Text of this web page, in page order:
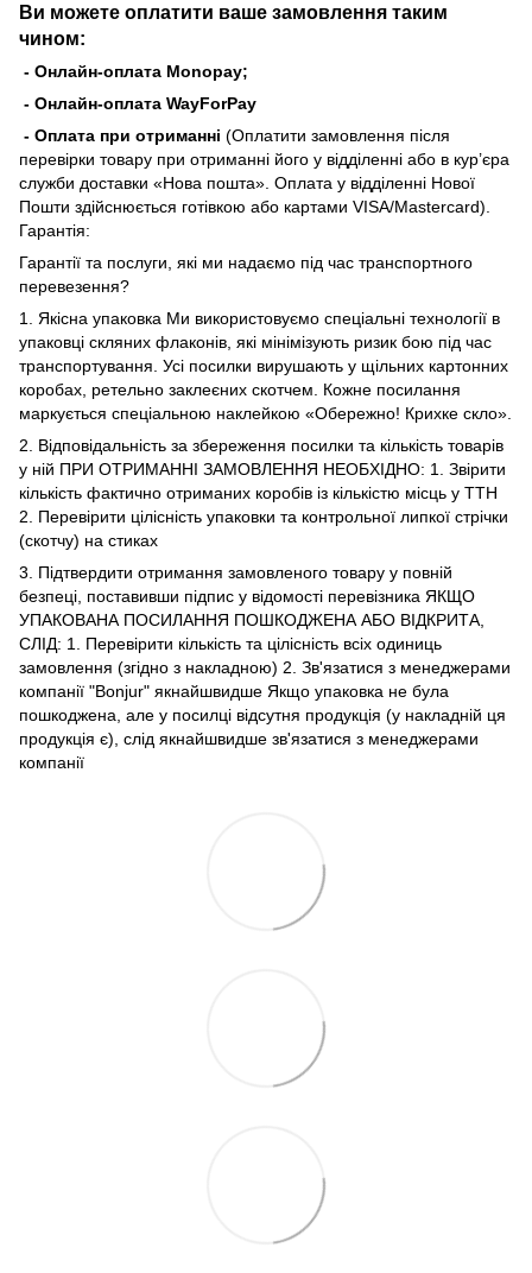
Ви можете оплатити ваше замовлення таким
чином:
- Онлайн-оплата Monopay;
- Онлайн-оплата WayForPay
- Оплата при отриманні (Оплатити замовлення після
перевірки товару при отриманні його у відділенні або в кур’єра
служби доставки «Нова пошта». Оплата у відділенні Нової
Пошти здійснюється готівкою або картами VISA/Mastercard).
Гарантія:
Гарантії та послуги, які ми надаємо під час транспортного
перевезення?
1. Якісна упаковка Ми використовуємо спеціальні технології в
упаковці скляних флаконів, які мінімізують ризик бою під час
транспортування. Усі посилки вирушають у щільних картонних
коробах, ретельно заклеєних скотчем. Кожне посилання
маркується спеціальною наклейкою «Обережно! Крихке скло».
2. Відповідальність за збереження посилки та кількість товарів
у ній ПРИ ОТРИМАННІ ЗАМОВЛЕННЯ НЕОБХІДНО: 1. Звірити
кількість фактично отриманих коробів із кількістю місць у ТТН
2. Перевірити цілісність упаковки та контрольної липкої стрічки
(скотчу) на стиках
3. Підтвердити отримання замовленого товару у повній
безпеці, поставивши підпис у відомості перевізника ЯКЩО
УПАКОВАНА ПОСИЛАННЯ ПОШКОДЖЕНА АБО ВІДКРИТА,
СЛІД: 1. Перевірити кількість та цілісність всіх одиниць
замовлення (згідно з накладною) 2. Зв'язатися з менеджерами
компанії "Bonjur" якнайшвидше Якщо упаковка не була
пошкоджена, але у посилці відсутня продукція (у накладній ця
продукція є), слід якнайшвидше зв'язатися з менеджерами
компанії